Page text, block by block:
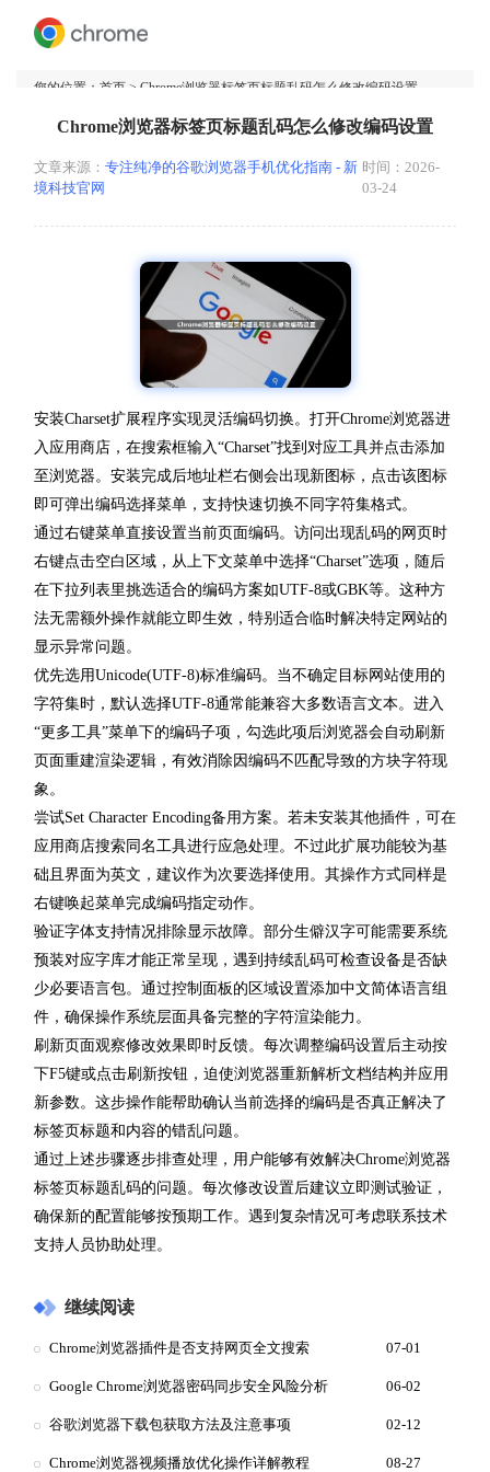
您的位置： 首页 > Chrome浏览器标签页标题乱码怎么修改编码设置
Chrome浏览器标签页标题乱码怎么修改编码设置
文章来源： 专注纯净的谷歌浏览器手机优化指南 - 新
境科技官网
时间：2026-
03-24
安装Charset扩展程序实现灵活编码切换。打开Chrome浏览器进
入应用商店，在搜索框输入“Charset”找到对应工具并点击添加
至浏览器。安装完成后地址栏右侧会出现新图标，点击该图标
即可弹出编码选择菜单，支持快速切换不同字符集格式。
通过右键菜单直接设置当前页面编码。访问出现乱码的网页时
右键点击空白区域，从上下文菜单中选择“Charset”选项，随后
在下拉列表里挑选适合的编码方案如UTF-8或GBK等。这种方
法无需额外操作就能立即生效，特别适合临时解决特定网站的
显示异常问题。
优先选用Unicode(UTF-8)标准编码。当不确定目标网站使用的
字符集时，默认选择UTF-8通常能兼容大多数语言文本。进入
“更多工具”菜单下的编码子项，勾选此项后浏览器会自动刷新
页面重建渲染逻辑，有效消除因编码不匹配导致的方块字符现
象。
尝试Set Character Encoding备用方案。若未安装其他插件，可在
应用商店搜索同名工具进行应急处理。不过此扩展功能较为基
础且界面为英文，建议作为次要选择使用。其操作方式同样是
右键唤起菜单完成编码指定动作。
验证字体支持情况排除显示故障。部分生僻汉字可能需要系统
预装对应字库才能正常呈现，遇到持续乱码可检查设备是否缺
少必要语言包。通过控制面板的区域设置添加中文简体语言组
件，确保操作系统层面具备完整的字符渲染能力。
刷新页面观察修改效果即时反馈。每次调整编码设置后主动按
下F5键或点击刷新按钮，迫使浏览器重新解析文档结构并应用
新参数。这步操作能帮助确认当前选择的编码是否真正解决了
标签页标题和内容的错乱问题。
通过上述步骤逐步排查处理，用户能够有效解决Chrome浏览器
标签页标题乱码的问题。每次修改设置后建议立即测试验证，
确保新的配置能够按预期工作。遇到复杂情况可考虑联系技术
支持人员协助处理。
继续阅读
Chrome浏览器插件是否支持网页全文搜索 07-01
Google Chrome浏览器密码同步安全风险分析 06-02
谷歌浏览器下载包获取方法及注意事项 02-12
Chrome浏览器视频播放优化操作详解教程 08-27